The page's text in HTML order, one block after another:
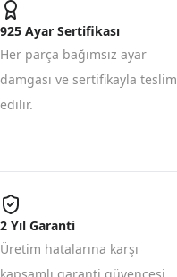
925 Ayar Sertifikası
Her parça bağımsız ayar
damgası ve sertifikayla teslim
edilir.
2 Yıl Garanti
Üretim hatalarına karşı